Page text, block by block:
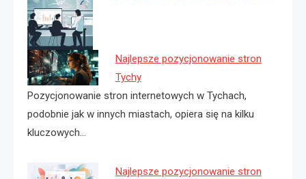
Najlepsze pozycjonowanie stron
Tychy
Pozycjonowanie stron internetowych w Tychach,
podobnie jak w innych miastach, opiera się na kilku
kluczowych…
Najlepsze pozycjonowanie stron